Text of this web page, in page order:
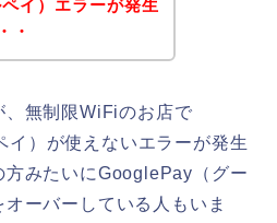
イ）エラーが発生
・
、無制限WiFiのお店で
）が使えないエラーが発生
みたいにGooglePay（グー
ーバーしている人もいま